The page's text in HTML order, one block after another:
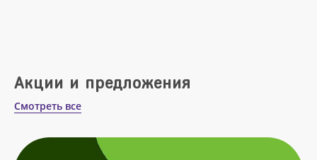
Акции и предложения
Смотреть все